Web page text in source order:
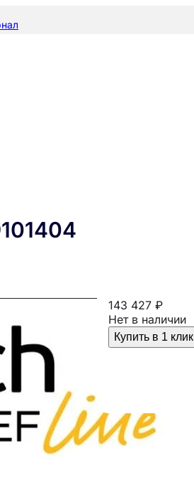
143 427 ₽
Нет в наличии
Купить в 1 клик